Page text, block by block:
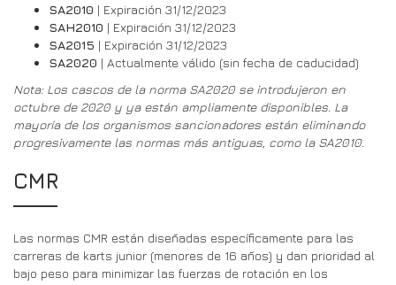
SA2010 | Expiración 31/12/2023
SAH2010 | Expiración 31/12/2023
SA2015 | Expiración 31/12/2023
SA2020 | Actualmente válido (sin fecha de caducidad)
Nota: Los cascos de la norma SA2020 se introdujeron en
octubre de 2020 y ya están ampliamente disponibles. La
mayoría de los organismos sancionadores están eliminando
progresivamente las normas más antiguas, como la SA2010.
CMR
Las normas CMR están diseñadas específicamente para las
carreras de karts junior (menores de 16 años) y dan prioridad al
bajo peso para minimizar las fuerzas de rotación en los